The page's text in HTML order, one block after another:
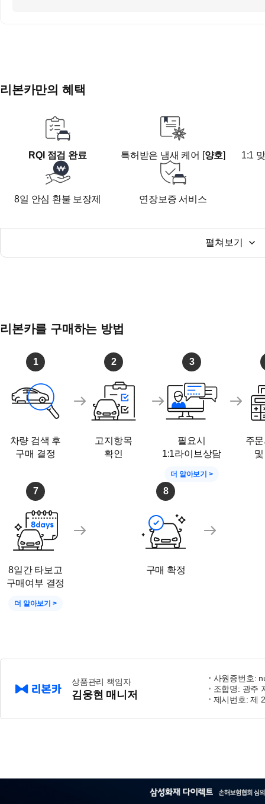
다
AD!
준중형 세단의 경제성과 실용성을 그대로 느끼실 수 있는
■ 오시는길
리본카-광주지점 전시장
리본카만의 혜택
RQI 점검 완료 특허받은 냄새 케어 [양호] 1:1
8일 안심 환불 보장제 연장보증 서비스
펼쳐보기
리본카를 구매하는 방법
1
차량 검색 후
구매 결정
2
고지항목
확인
3
필요시
1:1라이브상담
더 알아보기 >
주
7
8일간 타보고
구매여부 결정
더 알아보기 >
8
구매 확정
상품관리 책임자
김웅현 매니저
사원증번호:
조합명: 광주
제시번호: 제